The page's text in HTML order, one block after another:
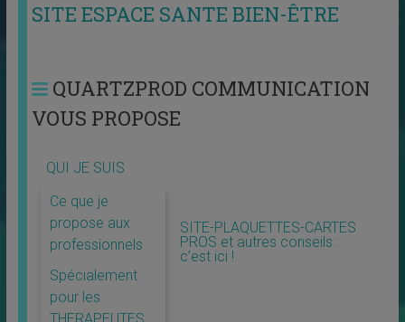
SITE ESPACE SANTE BIEN-ÊTRE
QUARTZPROD COMMUNICATION
VOUS PROPOSE
QUI JE SUIS
Ce que je
propose aux
professionnels
Spécialement
pour les
THERAPEUTES
SITE-PLAQUETTES-CARTES
PROS et autres conseils :
c’est ici !